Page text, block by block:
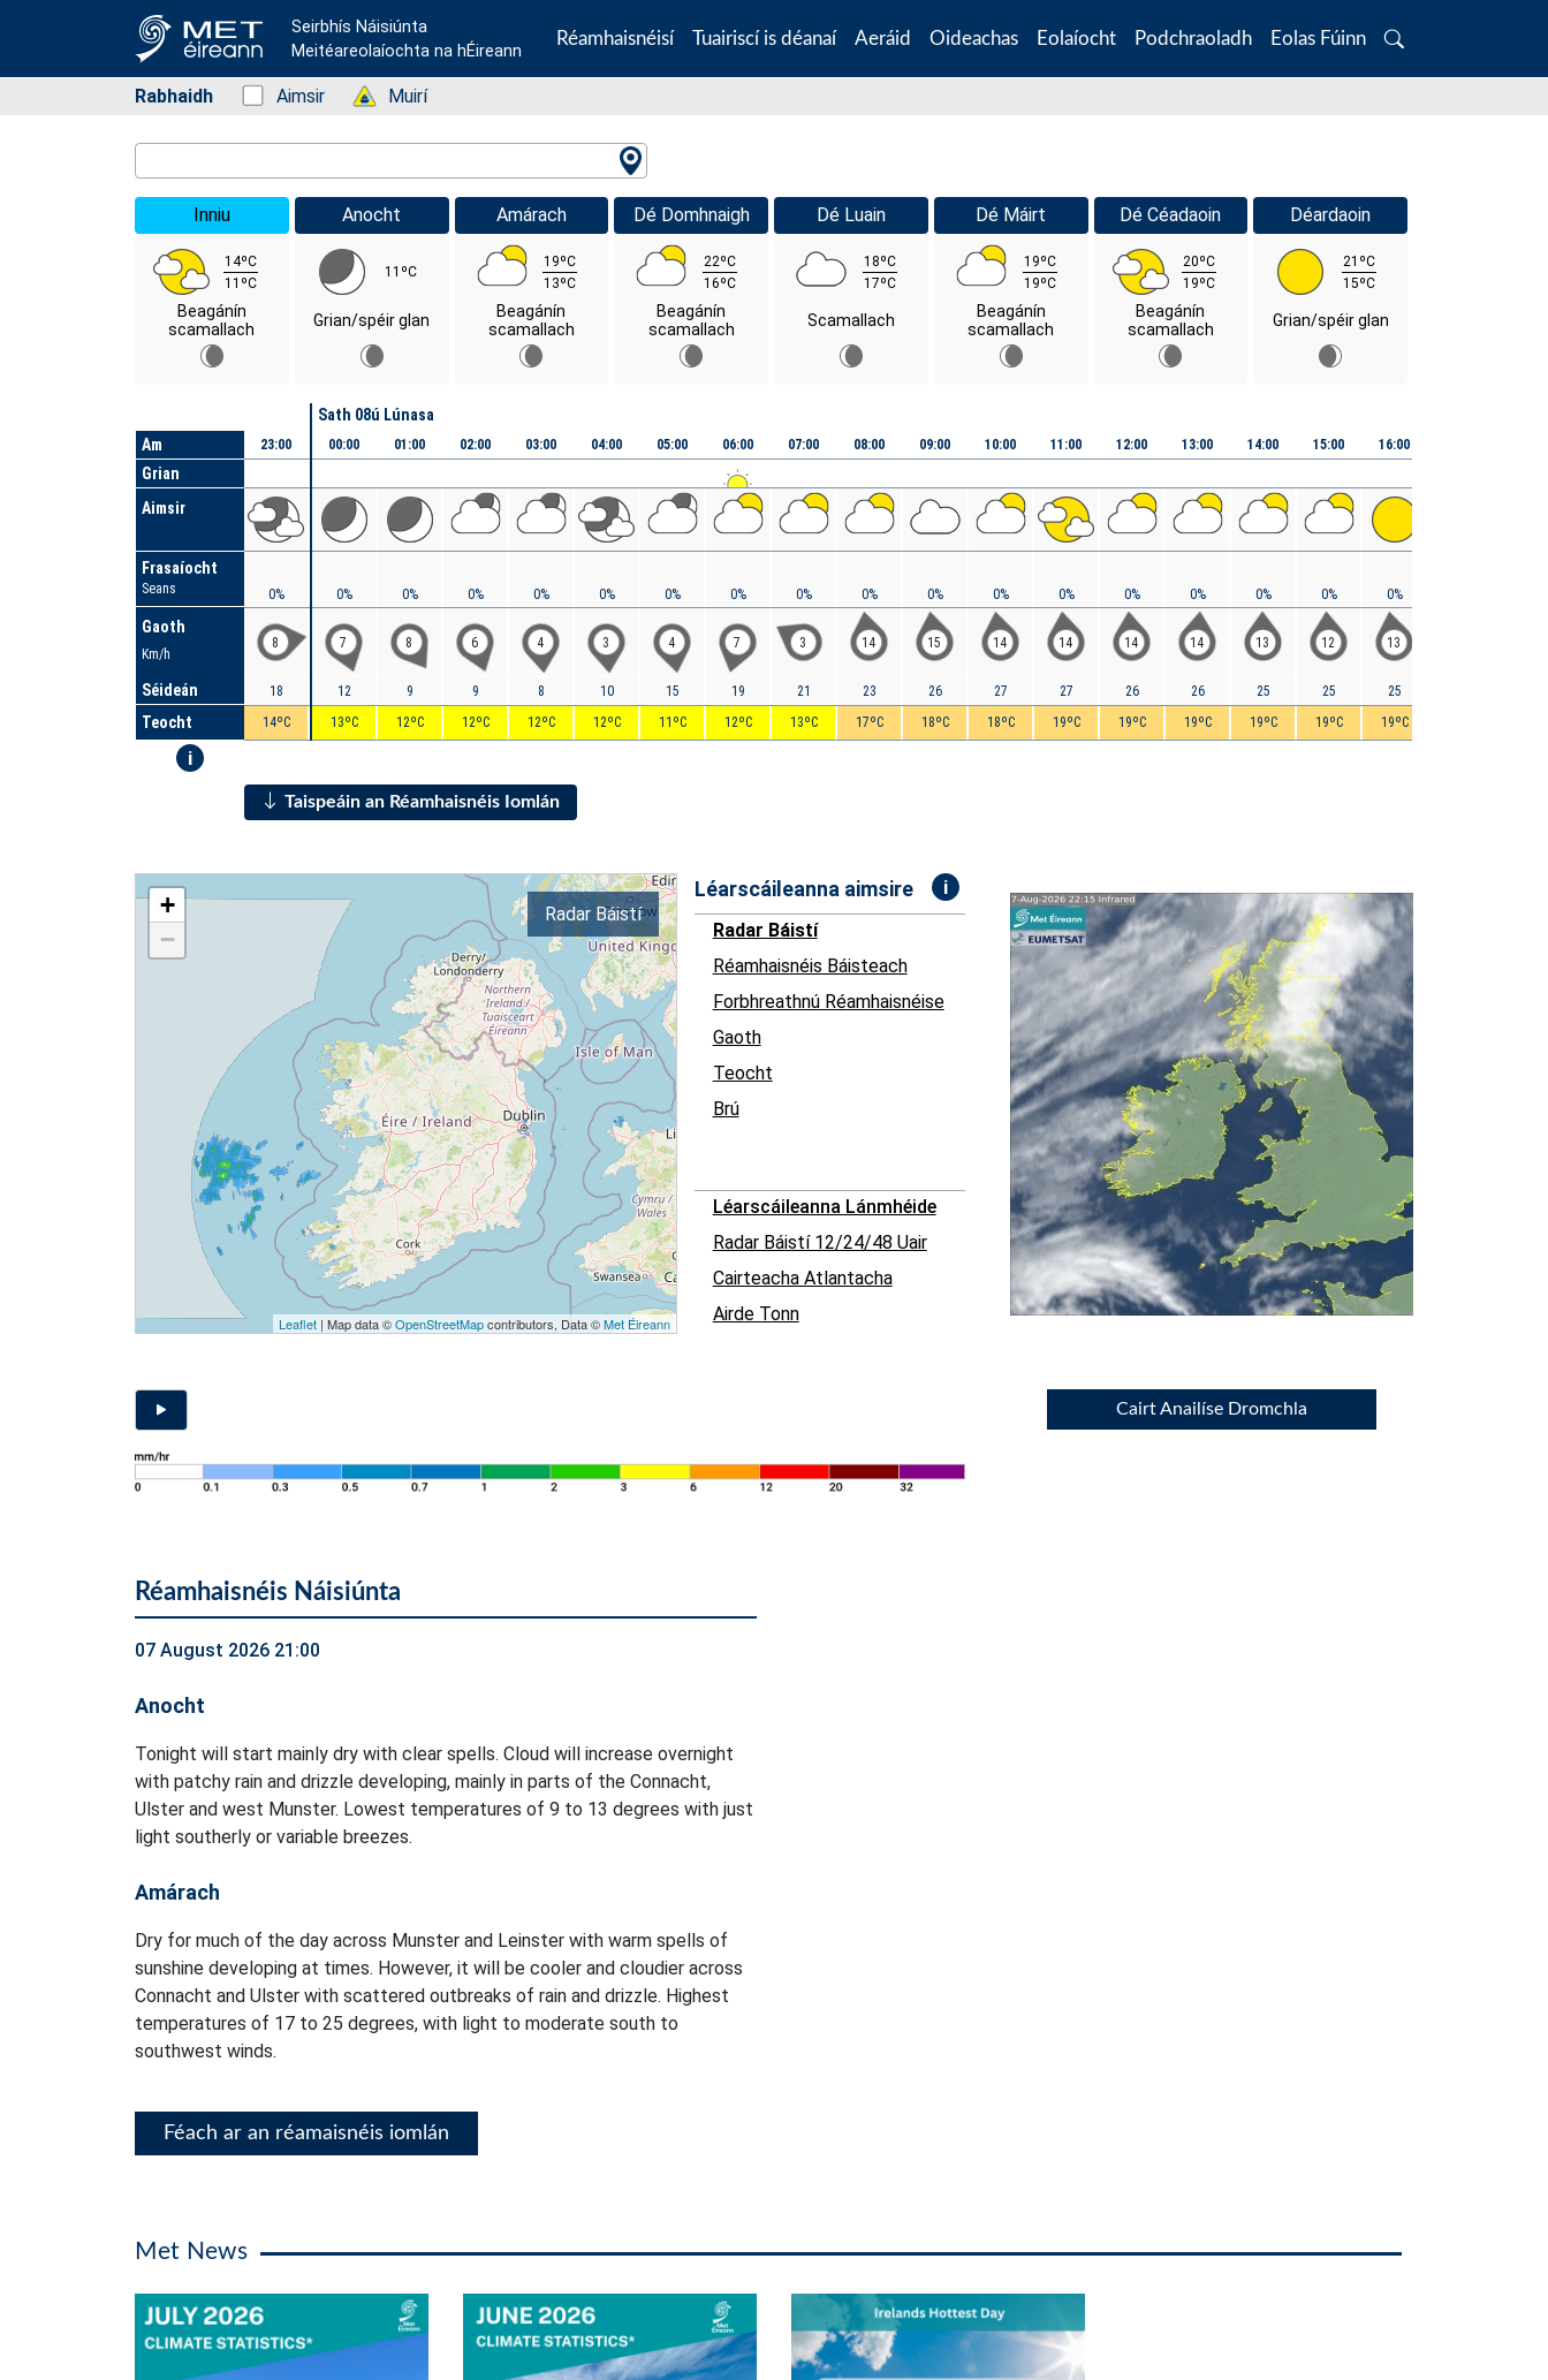
Seirbhís Náisiúnta
Meitéareolaíochta na hÉireann
Réamhaisnéisí Tuairiscí is déanaí Aeráid Oideachas Eolaíocht Podchraoladh Eolas Fúinn
Search
Rabhaidh Status: Green
Aimsir Status: Green
Muirí
Inniu
14ºC
11ºC
Beagánín
scamallach
Anocht
11ºC
Grian/spéir glan
Amárach
19ºC
13ºC
Beagánín
scamallach
Dé Domhnaigh
22ºC
16ºC
Beagánín
scamallach
Dé Luain
18ºC
17ºC
Scamallach
Dé Máirt
19ºC
19ºC
Beagánín
scamallach
Dé Céadaoin
20ºC
19ºC
Beagánín
scamallach
Déardaoin
21ºC
15ºC
Grian/spéir glan
Am
Grian
Aimsir
Frasaíocht
Seans
Gaoth
Km/h
Séideán
Teocht
i
23:00
0%
8
18
14ºC
Sath 08ú Lúnasa
00:00
0%
7
12
13ºC
01:00
0%
8
9
12ºC
02:00
0%
6
9
12ºC
03:00
0%
4
8
12ºC
04:00
0%
3
10
12ºC
05:00
0%
4
15
11ºC
06:00
0%
7
19
12ºC
07:00
0%
3
21
13ºC
08:00
0%
14
23
17ºC
09:00
0%
15
26
18ºC
10:00
0%
14
27
18ºC
11:00
0%
14
27
19ºC
12:00
0%
14
26
19ºC
13:00
0%
14
26
19ºC
14:00
0%
13
25
19ºC
15:00
0%
12
25
19ºC
16:00
0%
13
25
19ºC
Taispeáin an Réamhaisnéis Iomlán
+
−
Leaflet| Map data ©OpenStreetMapcontributors, Data ©Met Éireann
Radar Báistí
Léarscáileanna aimsire i
Radar Báistí
Réamhaisnéis Báisteach
Forbhreathnú Réamhaisnéise
Gaoth
Teocht
Brú
Léarscáileanna Lánmhéide
Radar Báistí 12/24/48 Uair
Cairteacha Atlantacha
Airde Tonn
Cairt Anailíse Dromchla
Réamhaisnéis Náisiúnta
07 August 2026 21:00
Anocht
Tonight will start mainly dry with clear spells. Cloud will increase overnight
with patchy rain and drizzle developing, mainly in parts of the Connacht,
Ulster and west Munster. Lowest temperatures of 9 to 13 degrees with just
light southerly or variable breezes.
Amárach
Dry for much of the day across Munster and Leinster with warm spells of
sunshine developing at times. However, it will be cooler and cloudier across
Connacht and Ulster with scattered outbreaks of rain and drizzle. Highest
temperatures of 17 to 25 degrees, with light to moderate south to
southwest winds.
Féach ar an réamaisnéis iomlán
Met News